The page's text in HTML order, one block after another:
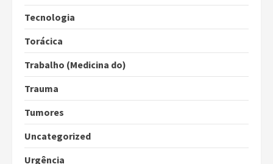
Tecnologia
Torácica
Trabalho (Medicina do)
Trauma
Tumores
Uncategorized
Urgência